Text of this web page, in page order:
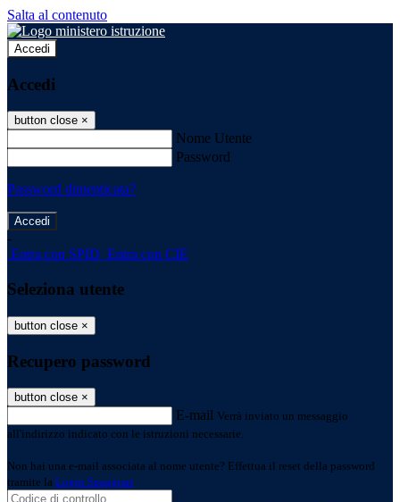
Salta al contenuto
Accedi
Accedi
button close ×
Nome Utente
Password
Password dimenticata?
-
Entra con SPID Entra con CIE
Seleziona utente
button close ×
Recupero password
button close ×
E-mail Verrà inviato un messaggio
all'indirizzo indicato con le istruzioni necessarie.
Non hai una e-mail associata al nome utente? Effettua il reset della password
tramite la Login Spaggiari